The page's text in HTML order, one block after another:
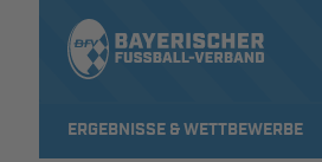
ERGEBNISSE & WETTBEWERBE